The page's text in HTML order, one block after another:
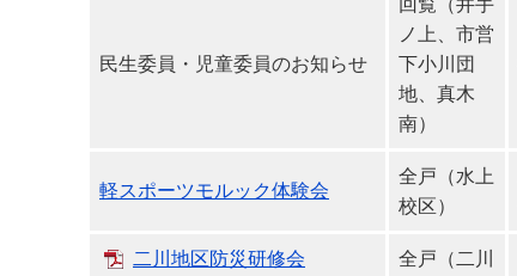
民生委員・児童委員のお知らせ
回覧（井手
ノ上、市営
下小川団
地、真木
南）
軽スポーツモルック体験会
全戸（水上
校区）
二川地区防災研修会
全戸（二川